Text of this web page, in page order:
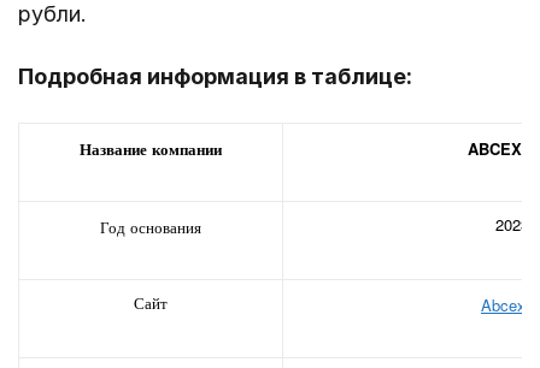
рубли.
Подробная информация в таблице:
Название компании ABCEX
Год основания 2023
Сайт